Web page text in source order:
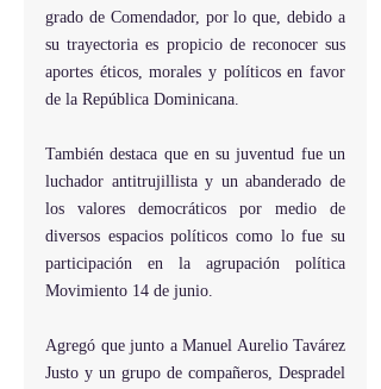
grado de Comendador, por lo que, debido a
su trayectoria es propicio de reconocer sus
aportes éticos, morales y políticos en favor
de la República Dominicana.
También destaca que en su juventud fue un
luchador antitrujillista y un abanderado de
los valores democráticos por medio de
diversos espacios políticos como lo fue su
participación en la agrupación política
Movimiento 14 de junio.
Agregó que junto a Manuel Aurelio Tavárez
Justo y un grupo de compañeros, Despradel